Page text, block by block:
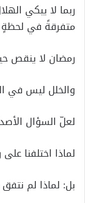
ربما لا يبكي
متفرقةً في لحظةٍ
رمضان لا ينقص
والخلل ليس في
لعلّ السؤال
لماذا اختلفنا
بل: لماذا لم